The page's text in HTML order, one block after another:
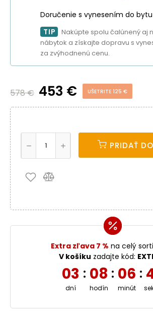
Doručenie s vynesením do bytu
TIP
Nakúpte spolu čalúnený aj
nábytok a získajte dopravu s
za zvýhodnenú cenu.
578 € 453 € UŠETRITE 125 €
PRIDAŤ
Extra zľava 7 % na celý
V košíku zadajte kód:
03
dní
: 08
hodín
: 06
minút
: